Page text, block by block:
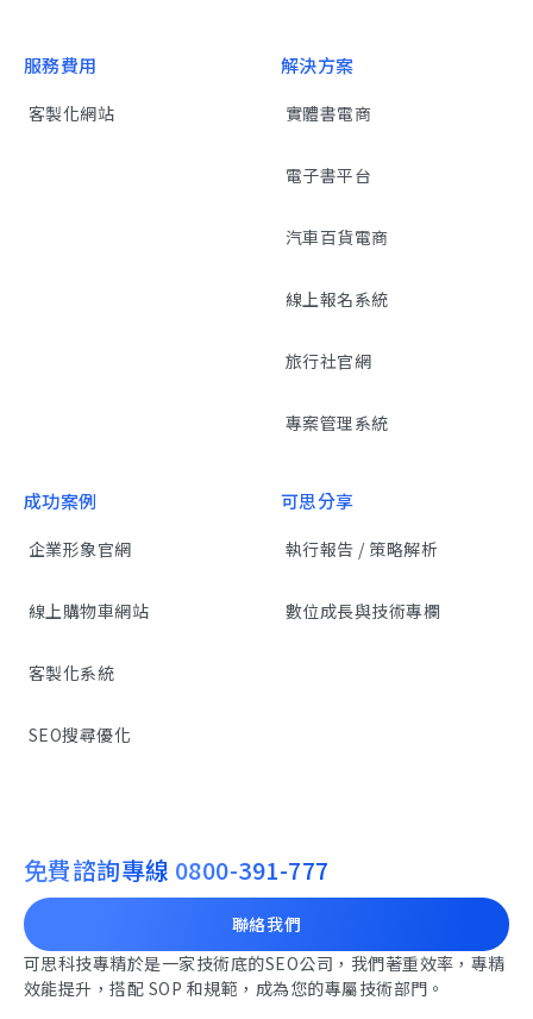
服務費用
客製化網站
解決方案
實體書電商
電子書平台
汽車百貨電商
線上報名系統
旅行社官網
專案管理系統
成功案例
企業形象官網
線上購物車網站
客製化系統
SEO搜尋優化
可思分享
執行報告 / 策略解析
數位成長與技術專欄
免費諮詢專線 0800-391-777
聯絡我們
可思科技專精於是一家技術底的SEO公司，我們著重效率，專精
效能提升，搭配 SOP 和規範，成為您的專屬技術部門。